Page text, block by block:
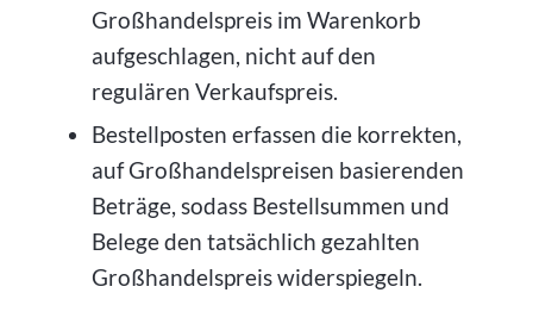
Großhandelspreis im Warenkorb
aufgeschlagen, nicht auf den
regulären Verkaufspreis.
Bestellposten erfassen die korrekten,
auf Großhandelspreisen basierenden
Beträge, sodass Bestellsummen und
Belege den tatsächlich gezahlten
Großhandelspreis widerspiegeln.